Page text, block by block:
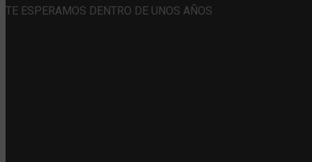
TE ESPERAMOS DENTRO DE UNOS AÑOS